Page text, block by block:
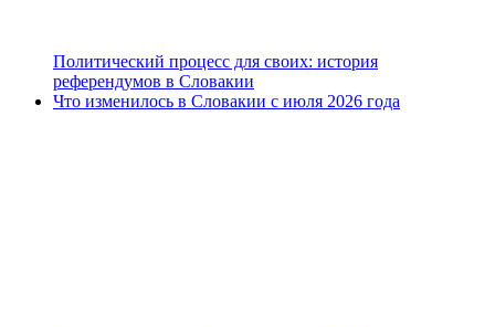
Политический процесс для своих: история
референдумов в Словакии
Что изменилось в Словакии с июля 2026 года